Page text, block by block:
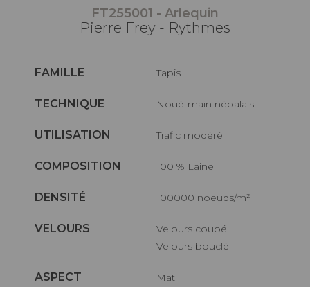
FT255001 - Arlequin
Pierre Frey - Rythmes
FAMILLE Tapis
TECHNIQUE Noué-main népalais
UTILISATION Trafic modéré
COMPOSITION 100 % Laine
DENSITÉ 100000 noeuds/m²
VELOURS
Velours coupé
Velours bouclé
ASPECT Mat